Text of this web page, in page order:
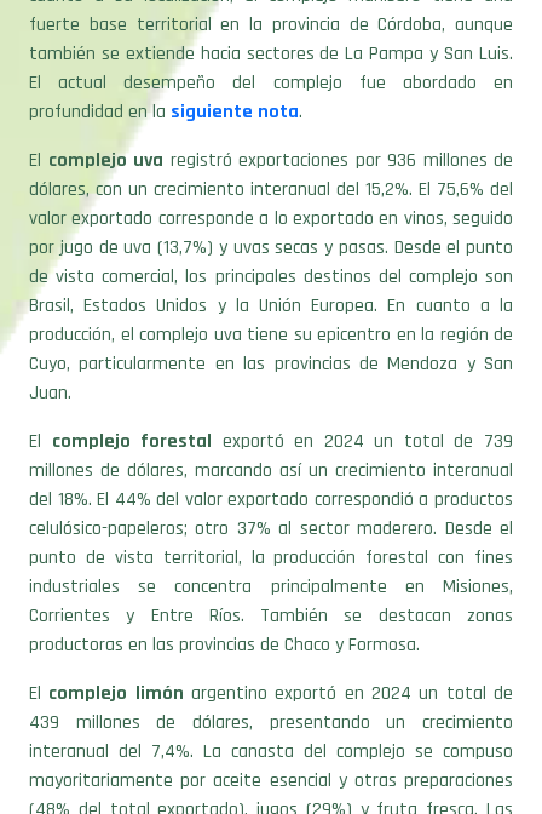
también se extiende hacia sectores de La Pampa y San Luis.
El actual desempeño del complejo fue abordado en
profundidad en lasiguiente nota.
Elcomplejo uva registró exportaciones por 936 millones de
dólares, con un crecimiento interanual del 15,2%. El 75,6% del
valor exportado corresponde a lo exportado en vinos, seguido
por jugo de uva (13,7%) y uvas secas y pasas. Desde el punto
de vista comercial, los principales destinos del complejo son
Brasil, Estados Unidos y la Unión Europea. En cuanto a la
producción, el complejo uva tiene su epicentro en la región de
Cuyo, particularmente en las provincias de Mendoza y San
Juan.
Elcomplejo forestal
millones de dólares, marcando así un crecimiento interanual
del 18%. El 44% del valor exportado correspondió a productos
celulósico-papeleros; otro 37% al sector maderero. Desde el
punto de vista territorial, la producción forestal con fines
industriales se concentra principalmente en Misiones,
Corrientes y Entre Ríos. También se destacan zonas
productoras en las provincias de Chaco y Formosa.
Elcomplejo limónargentino exportó en 2024 un total de
439 millones de dólares, presentando un crecimiento
interanual del 7,4%. La canasta del complejo se compuso
mayoritariamente por aceite esencial y otras preparaciones
(48% del total exportado), jugos (29%) y fruta fresca. Las
exportaciones del complejo tuvieron como principales